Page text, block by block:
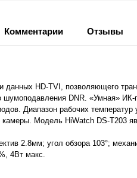
Комментарии Отзывы
HD-TVI, позволяющего
DNR. «Умная» ИК-
Диапазон рабочих
Модель HiWatch DS-T203
2.8мм; угол обзора 103°;
4Вт макс.